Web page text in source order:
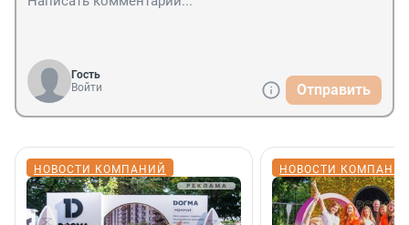
Гость
Войти
Отправить
НОВОСТИ КОМПАНИЙ НОВОСТИ